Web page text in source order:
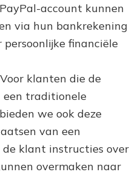
account kunnen
via hun bankrekening
financiële
klanten die de
een traditionele
we ook deze
van een
klant instructies over
overmaken naar